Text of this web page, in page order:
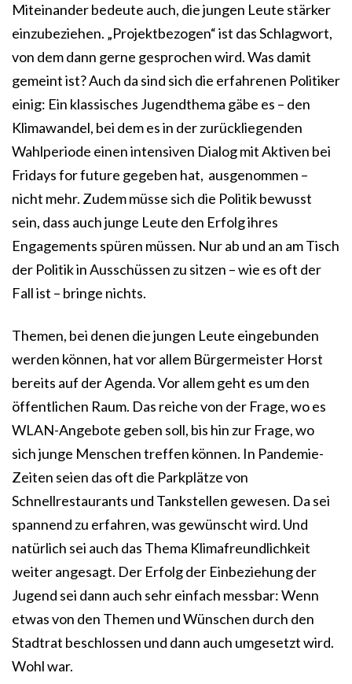
Miteinander bedeute auch, die jungen Leute stärker
einzubeziehen. „Projektbezogen“ ist das Schlagwort,
von dem dann gerne gesprochen wird. Was damit
gemeint ist? Auch da sind sich die erfahrenen Politiker
einig: Ein klassisches Jugendthema gäbe es – den
Klimawandel, bei dem es in der zurückliegenden
Wahlperiode einen intensiven Dialog mit Aktiven bei
Fridays for future gegeben hat, ausgenommen –
nicht mehr. Zudem müsse sich die Politik bewusst
sein, dass auch junge Leute den Erfolg ihres
Engagements spüren müssen. Nur ab und an am Tisch
der Politik in Ausschüssen zu sitzen – wie es oft der
Fall ist – bringe nichts.
Themen, bei denen die jungen Leute eingebunden
werden können, hat vor allem Bürgermeister Horst
bereits auf der Agenda. Vor allem geht es um den
öffentlichen Raum. Das reiche von der Frage, wo es
WLAN-Angebote geben soll, bis hin zur Frage, wo
sich junge Menschen treffen können. In Pandemie-
Zeiten seien das oft die Parkplätze von
Schnellrestaurants und Tankstellen gewesen. Da sei
spannend zu erfahren, was gewünscht wird. Und
natürlich sei auch das Thema Klimafreundlichkeit
weiter angesagt. Der Erfolg der Einbeziehung der
Jugend sei dann auch sehr einfach messbar: Wenn
etwas von den Themen und Wünschen durch den
Stadtrat beschlossen und dann auch umgesetzt wird.
Wohl war.